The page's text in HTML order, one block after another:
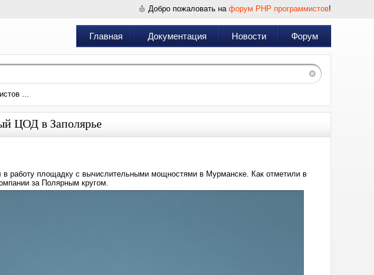
Добро пожаловать на форум PHP программистов!
Главная Документация Новости Форум
...
ЦОД в Заполярье
в работу площадку с вычислительными мощностями в Мурманске. Как отметили в
за Полярным кругом.